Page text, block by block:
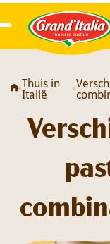
Grand'Italia
•Thuis in
Italië •